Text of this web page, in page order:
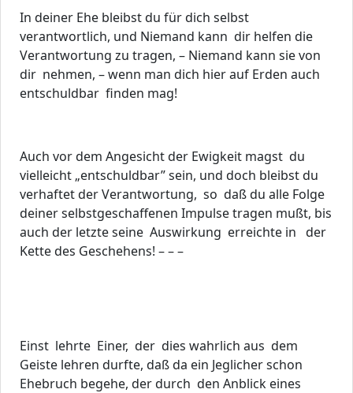
In deiner Ehe bleibst du für dich selbst
verantwortlich, und Niemand kann dir helfen die
Verantwortung zu tragen, – Niemand kann sie von
dir nehmen, – wenn man dich hier auf Erden auch
entschuldbar finden mag!
Auch vor dem Angesicht der Ewigkeit magst du
vielleicht „entschuldbar” sein, und doch bleibst du
verhaftet der Verantwortung, so daß du alle Folge
deiner selbstgeschaffenen Impulse tragen mußt, bis
auch der letzte seine Auswirkung erreichte in der
Kette des Geschehens! – – –
Einst lehrte Einer, der dies wahrlich aus dem
Geiste lehren durfte, daß da ein Jeglicher schon
Ehebruch begehe, der durch den Anblick eines